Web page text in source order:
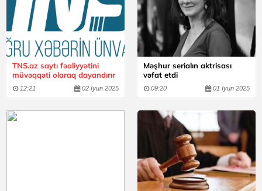
TNS.az saytı fəaliyyətini
müvəqqəti olaraq dayandırır
12:21 02 İyun 2025
Məşhur serialın aktrisası
vəfat etdi
09:20 01 İyun 2025